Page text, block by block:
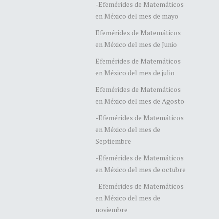
-Efemérides de Matemáticos
en México del mes de mayo
Efemérides de Matemáticos
en México del mes de Junio
Efemérides de Matemáticos
en México del mes de julio
Efemérides de Matemáticos
en México del mes de Agosto
-Efemérides de Matemáticos
en México del mes de
Septiembre
-Efemérides de Matemáticos
en México del mes de octubre
-Efemérides de Matemáticos
en México del mes de
noviembre